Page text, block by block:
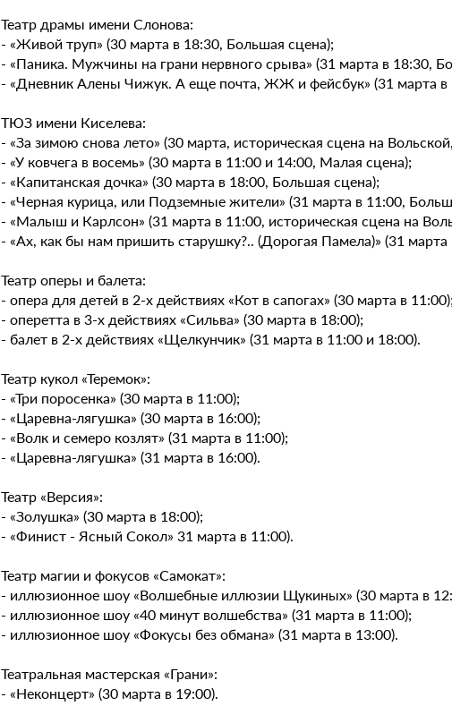
Театр драмы имени Слонова:
- «Живой труп» (30 марта в 18:30, Большая сцена);
- «Паника. Мужчины на грани нервного срыва» (31 марта в 18:30,
- «Дневник Алены Чижук. А еще почта, ЖЖ и фейсбук» (31 марта в
ТЮЗ имени Киселева:
- «За зимою снова лето» (30 марта, историческая сцена на
- «У ковчега в восемь» (30 марта в 11:00 и 14:00, Малая сцена);
- «Капитанская дочка» (30 марта в 18:00, Большая сцена);
- «Черная курица, или Подземные жители» (31 марта в 11:00,
- «Малыш и Карлсон» (31 марта в 11:00, историческая сцена на
- «Ах, как бы нам пришить старушку?.. (Дорогая Памела)» (31
Театр оперы и балета:
- опера для детей в 2-х действиях «Кот в сапогах» (30 марта в
- оперетта в 3-х действиях «Сильва» (30 марта в 18:00);
- балет в 2-х действиях «Щелкунчик» (31 марта в 11:00 и 18:00).
Театр кукол «Теремок»:
- «Три поросенка» (30 марта в 11:00);
- «Царевна-лягушка» (30 марта в 16:00);
- «Волк и семеро козлят» (31 марта в 11:00);
- «Царевна-лягушка» (31 марта в 16:00).
Театр «Версия»:
- «Золушка» (30 марта в 18:00);
- «Финист - Ясный Сокол» 31 марта в 11:00).
Театр магии и фокусов «Самокат»:
- иллюзионное шоу «Волшебные иллюзии Щукиных» (30 марта в
- иллюзионное шоу «40 минут волшебства» (31 марта в 11:00);
- иллюзионное шоу «Фокусы без обмана» (31 марта в 13:00).
Театральная мастерская «Грани»:
- «Неконцерт» (30 марта в 19:00).